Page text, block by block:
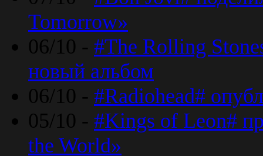
Tomorrow»
06/10 - #The Rolling
новый альбом
06/10 - #Radiohead#
05/10 - #Kings of Leon#
the World»